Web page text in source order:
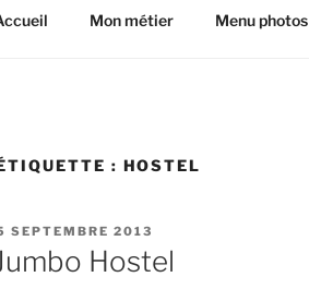
Mon métier Menu photos
: HOSTEL
LE
SEPTEMBRE 2013
Hostel